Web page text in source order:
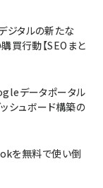
ジタルの新たな
買行動【SEOまと
データポータル
シュボード構築の
を無料で使い倒